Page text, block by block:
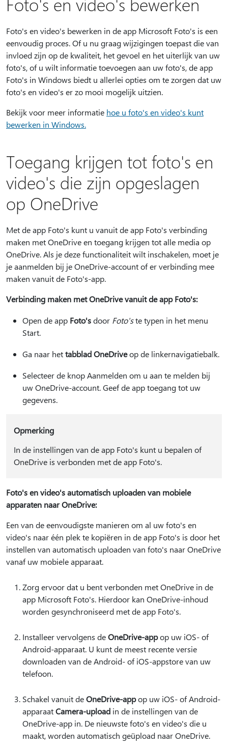
Foto's en video's bewerken in de app Microsoft Foto's is een
eenvoudig proces. Of u nu graag wijzigingen toepast die van
invloed zijn op de kwaliteit, het gevoel en het uiterlijk van uw
foto's, of u wilt informatie toevoegen aan uw foto's, de app
Foto's in Windows biedt u allerlei opties om te zorgen dat uw
foto's en video's er zo mooi mogelijk uitzien.
Bekijk voor meer informatie hoe u foto's en video's kunt
bewerken in Windows.
Toegang krijgen tot foto's en
video's die zijn opgeslagen
op OneDrive
Met de app Foto's kunt u vanuit de app Foto's verbinding
maken met OneDrive en toegang krijgen tot alle media op
OneDrive. Als je deze functionaliteit wilt inschakelen, moet je
je aanmelden bij je OneDrive-account of er verbinding mee
maken vanuit de Foto's-app.
Verbinding maken met OneDrive vanuit de app Foto's:
Open de app Foto'sdoor Foto'ste typen in het menu
Start.
Ga naar hettabblad OneDriveop de linkernavigatiebalk.
Selecteer de knop Aanmelden om u aan te melden bij
uw OneDrive-account. Geef de app toegang tot uw
gegevens.
Opmerking
In de instellingen van de app Foto's kunt u bepalen of
OneDrive is verbonden met de app Foto's.
Foto's en video's automatisch uploaden van mobiele
apparaten naar OneDrive:
Een van de eenvoudigste manieren om al uw foto's en
video's naar één plek te kopiëren in de app Foto's is door het
instellen van automatisch uploaden van foto's naar OneDrive
vanaf uw mobiele apparaat.
Zorg ervoor dat u bent verbonden met OneDrive in de
app Microsoft Foto's. Hierdoor kan OneDrive-inhoud
worden gesynchroniseerd met de app Foto's.
Installeer vervolgens deOneDrive-appop uw iOS- of
Android-apparaat. U kunt de meest recente versie
downloaden van de Android- of iOS-appstore van uw
telefoon.
Schakel vanuit deOneDrive-appop uw iOS- of Android-
apparaatCamera-upload in de instellingen van de
OneDrive-app in. De nieuwste foto's en video's die u
maakt, worden automatisch geüpload naar OneDrive.